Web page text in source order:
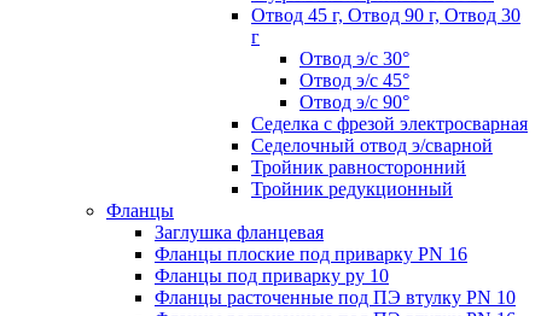
Отвод 45 г, Отвод 90 г, Отвод 30
г
Отвод э/с 30°
Отвод э/с 45°
Отвод э/с 90°
Седелка с фрезой электросварная
Седелочный отвод э/сварной
Тройник равносторонний
Тройник редукционный
Фланцы
Заглушка фланцевая
Фланцы плоские под приварку PN 16
Фланцы под приварку ру 10
Фланцы расточенные под ПЭ втулку PN 10